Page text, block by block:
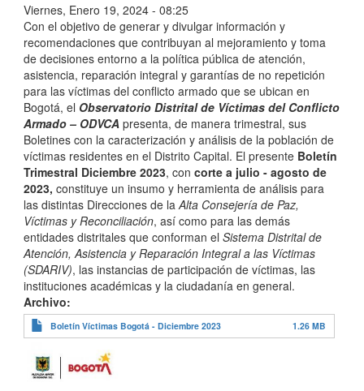
Viernes, Enero 19, 2024 - 08:25
Con el objetivo de generar y divulgar información y
recomendaciones que contribuyan al mejoramiento y toma
de decisiones entorno a la política pública de atención,
asistencia, reparación integral y garantías de no repetición
para las víctimas del conflicto armado que se ubican en
Bogotá, el Observatorio Distrital de Víctimas del Conflicto
Armado – ODVCA presenta, de manera trimestral, sus
Boletines con la caracterización y análisis de la población de
víctimas residentes en el Distrito Capital. El presente Boletín
Trimestral Diciembre 2023, con corte a julio - agosto de
2023, constituye un insumo y herramienta de análisis para
las distintas Direcciones de la Alta Consejería de Paz,
Víctimas y Reconciliación, así como para las demás
entidades distritales que conforman el Sistema Distrital de
Atención, Asistencia y Reparación Integral a las Víctimas
(SDARIV), las instancias de participación de víctimas, las
instituciones académicas y la ciudadanía en general.
Archivo
Boletín Víctimas Bogotá - Diciembre 2023 1.26 MB